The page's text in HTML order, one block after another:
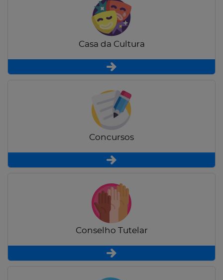
Casa da Cultura
Concursos
Conselho Tutelar